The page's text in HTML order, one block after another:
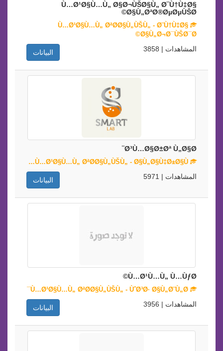
Ù…Ø¹Ø§Ù…Ù„ Ø§Ø¬ÙŠØ§Ù„ Ø¨Ù†Ù‡Ø§
Ø§Ù„ØªØ®ØµØµÙŠØ©
Ù…Ø¹Ø§Ù…Ù„ ØªØ­Ø§Ù„ÙŠÙ„ - Ø¨Ù†Ù‡Ø§
Ø§Ù„Ø¬Ø¯ÙŠØ¯Ø©
البيانات المشاهدات | 3858
Ø³Ù…Ø§Ø±Øª Ù„Ø§Ø¨
البيانات المشاهدات | 5971
Ù…Ø¹Ù…Ù„ Ù…ÙƒØ©
البيانات المشاهدات | 3956